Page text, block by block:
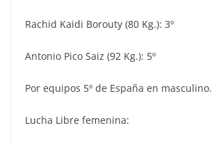
Rachid Kaidi Borouty (80 Kg.): 3º
Antonio Pico Saiz (92 Kg.): 5º
Por equipos 5º de España en masculino.
Lucha Libre femenina: